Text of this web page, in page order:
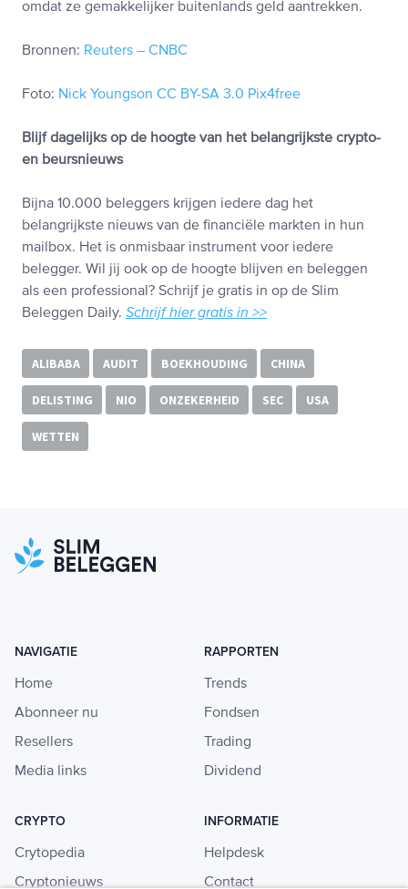
omdat ze gemakkelijker buitenlands geld aantrekken.
Bronnen: Reuters – CNBC
Foto: Nick Youngson CC BY-SA 3.0 Pix4free
Blijf dagelijks op de hoogte van het belangrijkste crypto-
en beursnieuws
Bijna 10.000 beleggers krijgen iedere dag het
belangrijkste nieuws van de financiële markten in hun
mailbox. Het is onmisbaar instrument voor iedere
belegger. Wil jij ook op de hoogte blijven en beleggen
als een professional? Schrijf je gratis in op de Slim
Beleggen Daily. Schrijf hier gratis in >>
ALIBABA AUDIT BOEKHOUDING CHINA
DELISTING NIO ONZEKERHEID SEC USA
WETTEN
NAVIGATIE
Home
Abonneer nu
Resellers
Media links
RAPPORTEN
Trends
Fondsen
Trading
Dividend
CRYPTO
Crytopedia
Cryptonieuws
INFORMATIE
Helpdesk
Contact